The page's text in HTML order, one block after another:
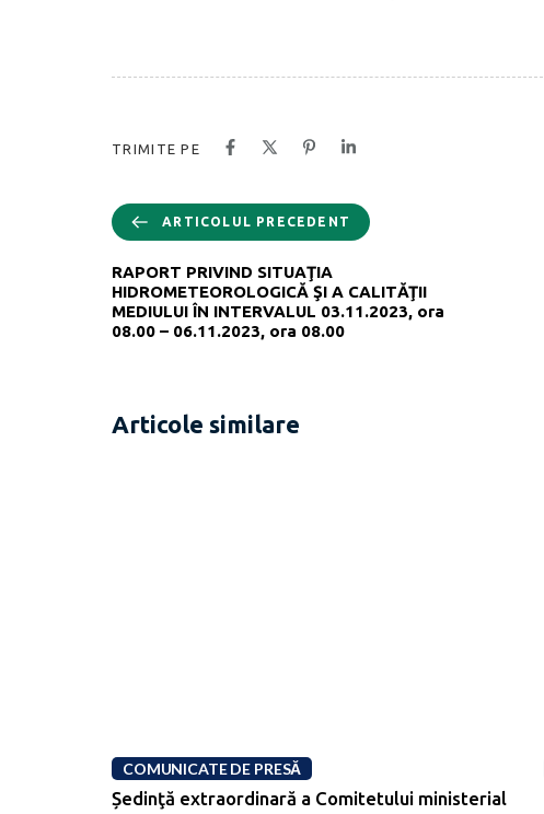
TRIMITE PE
ARTICOLUL PRECEDENT
RAPORT PRIVIND SITUAŢIA
HIDROMETEOROLOGICĂ ŞI A CALITĂŢII
MEDIULUI ÎN INTERVALUL 03.11.2023, ora
08.00 – 06.11.2023, ora 08.00
Articole similare
COMUNICATE DE PRESĂ
Ședinţă extraordinară a Comitetului ministerial